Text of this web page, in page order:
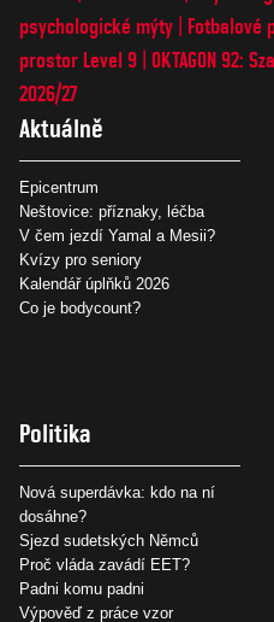
psychologické mýty
Fotbalové
prostor Level 9 OKTAGON 92:
2026/27
Aktuálně
Epicentrum
Neštovice: příznaky, léčba
V čem jezdí Yamal a Mesii?
Kvízy pro seniory
Kalendář úplňků 2026
Co je bodycount?
Politika
Nová superdávka: kdo na ní
dosáhne?
Sjezd sudetských Němců
Proč vláda zavádí EET?
Padni komu padni
Výpověď z práce vzor